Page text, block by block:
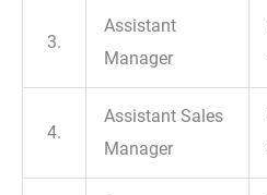
3.
Assistant
Manager
4.
Assistant Sales
Manager